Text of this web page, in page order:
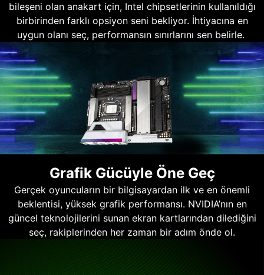
bileşeni olan anakart için, Intel chipsetlerinin kullanıldığı
birbirinden farklı opsiyon seni bekliyor. İhtiyacına en
uygun olanı seç, performansın sınırlarını sen belirle.
Grafik Gücüyle Öne Geç
Gerçek oyuncuların bir bilgisayardan ilk ve en önemli
beklentisi, yüksek grafik performansı. NVIDIA’nın en
güncel teknolojilerini sunan ekran kartlarından dilediğini
seç, rakiplerinden her zaman bir adım önde ol.